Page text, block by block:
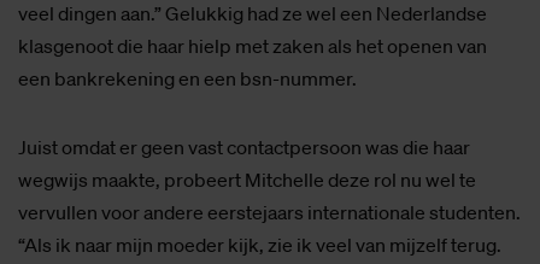
veel dingen aan.” Gelukkig had ze wel een Nederlandse
klasgenoot die haar hielp met zaken als het openen van
een bankrekening en een bsn-nummer.
Juist omdat er geen vast contactpersoon was die haar
wegwijs maakte, probeert Mitchelle deze rol nu wel te
vervullen voor andere eerstejaars internationale studenten.
“Als ik naar mijn moeder kijk, zie ik veel van mijzelf terug.